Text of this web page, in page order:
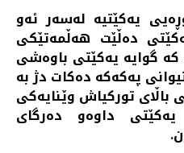
یەکێتیە لەسەر ئەو
دەڵێت هەڵمەتێکی
کە گوایە یەکێتی باوەشی
پەکەکە دەکات دژ بە
باڵای تورکیاش وێنایەکی
داوەو دەرگای